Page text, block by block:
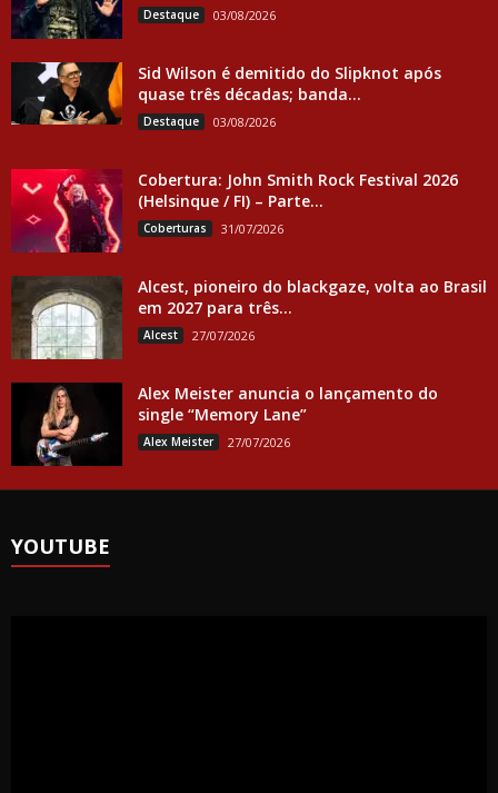
Destaque 03/08/2026
Sid Wilson é demitido do Slipknot após
quase três décadas; banda...
Destaque 03/08/2026
Cobertura: John Smith Rock Festival 2026
(Helsinque / FI) – Parte...
Coberturas 31/07/2026
Alcest, pioneiro do blackgaze, volta ao Brasil
em 2027 para três...
Alcest 27/07/2026
Alex Meister anuncia o lançamento do
single “Memory Lane”
Alex Meister 27/07/2026
YOUTUBE